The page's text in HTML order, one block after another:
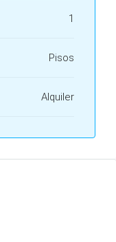
1
Pisos
Alquiler